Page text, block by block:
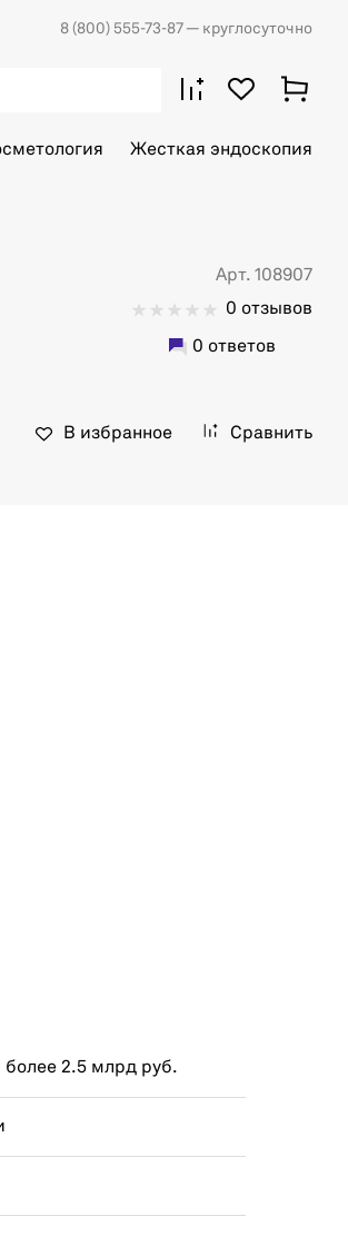
8 (800) 555-73-87 — круглосуточно
Жесткая эндоскопия
Арт. 108907
0 отзывов
0 ответов
В избранное Сравнить
2.5 млрд руб.